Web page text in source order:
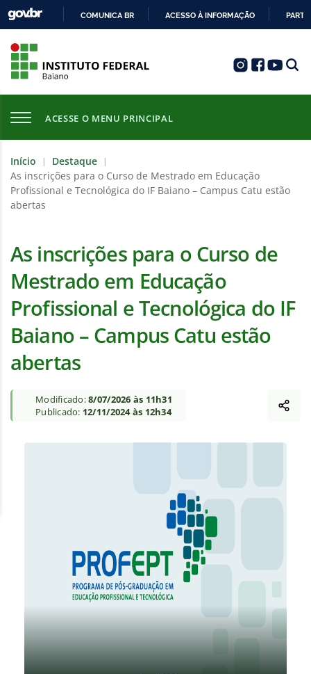
COMUNICA BR ACESSO À INFORMAÇÃO
ACESSE O MENU PRINCIPAL
Início | Destaque |
As inscrições para o Curso de Mestrado em Educação
Profissional e Tecnológica do IF Baiano – Campus Catu estão
abertas
As inscrições para o Curso de
Mestrado em Educação
Profissional e Tecnológica do IF
Baiano – Campus Catu estão
abertas
Modificado:8/07/2026 às 11h31
Publicado: 12/11/2024 às 12h34